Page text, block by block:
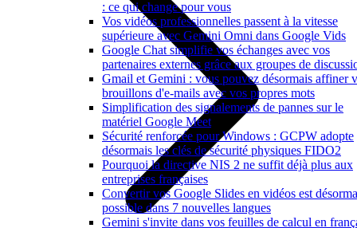
: ce qui change pour vous
Vos vidéos professionnelles passent à la vitesse
supérieure avec Gemini Omni dans Google Vids
Google Chat simplifie vos échanges avec vos
partenaires externes grâce aux groupes de
Gmail et Gemini : vous pouvez désormais affiner
brouillons d'e-mails avec vos propres mots
Simplification des signalements de pannes sur le
matériel Google Meet
Sécurité renforcée pour Windows : GCPW adopte
désormais les clés de sécurité physiques FIDO2
Pourquoi la directive NIS 2 ne suffit déjà plus aux
entreprises françaises
Convertir vos Google Slides en vidéos est
possible dans 7 nouvelles langues
Gemini s'invite dans vos feuilles de calcul en